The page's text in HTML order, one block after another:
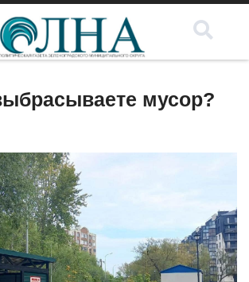
мусор?